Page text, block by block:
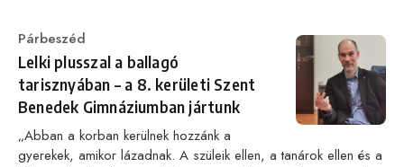
Category
Párbeszéd
Lelki plusszal a ballagó
tarisznyában – a 8. kerületi Szent
Benedek Gimnáziumban jártunk
„Abban a korban kerülnek hozzánk a
gyerekek, amikor lázadnak. A szüleik ellen, a tanárok ellen és a